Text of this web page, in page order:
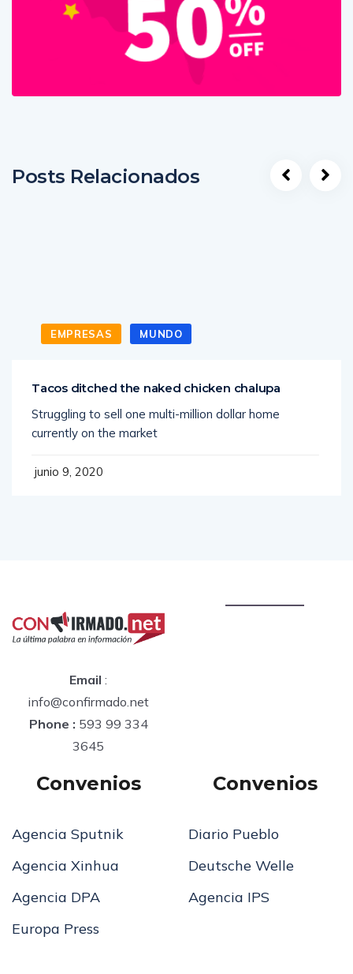
Posts Relacionados
EMPRESAS MUNDO
Tacos ditched the naked chicken chalupa
Struggling to sell one multi-million dollar home
currently on the market
junio 9, 2020
Email :
info@confirmado.net
Phone : 593 99 334
3645
Convenios
Agencia Sputnik
Agencia Xinhua
Agencia DPA
Europa Press
Convenios
Diario Pueblo
Deutsche Welle
Agencia IPS